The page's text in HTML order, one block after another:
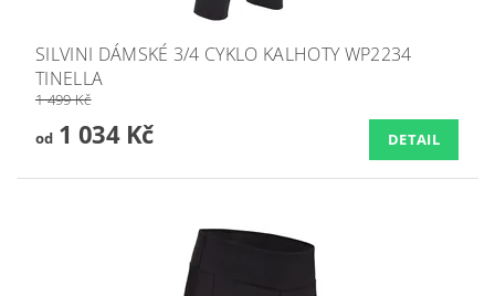
SILVINI DÁMSKÉ 3/4 CYKLO KALHOTY WP2234
TINELLA
1 499 Kč
od1 034 Kč DETAIL